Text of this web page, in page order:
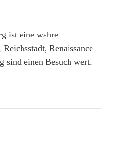
ist eine wahre
Renaissance
sind einen Besuch wert.